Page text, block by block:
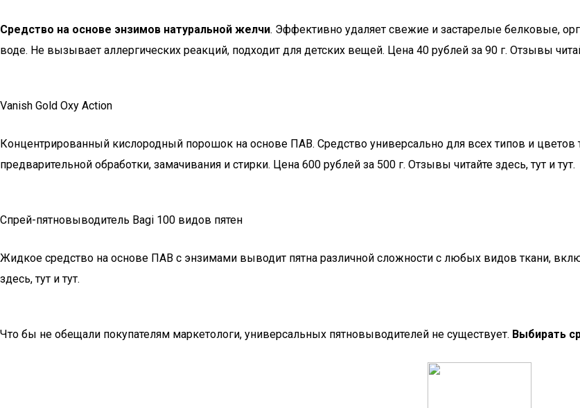
Средство на основе энзимов натуральной желчи. Эффективно удаляет свежие и застарелые белковые,
воде. Не вызывает аллергических реакций, подходит для детских вещей. Цена 40 рублей за 90 г. Отзывы
Vanish Gold Oxy Action
Концентрированный кислородный порошок на основе ПАВ. Средство универсально для всех типов и цветов
предварительной обработки, замачивания и стирки. Цена 600 рублей за 500 г. Отзывы читайте здесь, тут и тут.
Спрей-пятновыводитель Bagi 100 видов пятен
Жидкое средство на основе ПАВ с энзимами выводит пятна различной сложности с любых видов ткани,
здесь, тут и тут.
Что бы не обещали покупателям маркетологи, универсальных пятновыводителей не существует. Выбирать